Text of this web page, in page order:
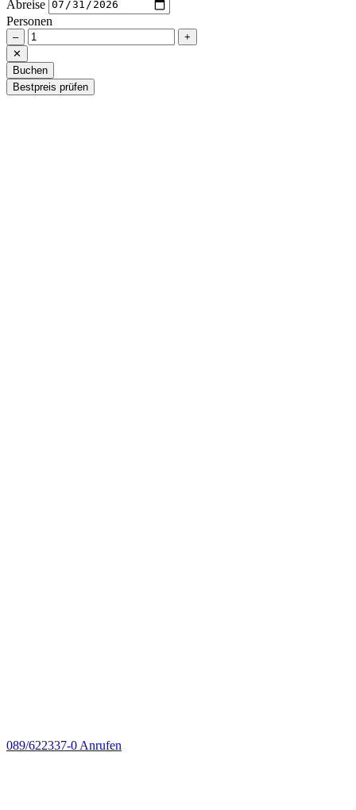
Abreise
Personen
–
+
✕
Buchen
089/622337-0 Anrufen